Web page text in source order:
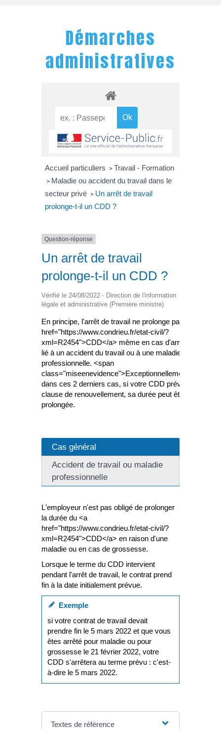
Démarches
administratives
Accueil particuliers > Travail - Formation
> Maladie ou accident du travail dans le
secteur privé > Un arrêt de travail
prolonge-t-il un CDD ?
Question-réponse
Un arrêt de travail
prolonge-t-il un CDD ?
Vérifié le 24/08/2022 - Direction de l'information
légale et administrative (Première ministre)
En principe, l'arrêt de travail ne prolonge pas un <a
href="https://www.condrieu.fr/etat-civil/?
xml=R2454">CDD</a> même en cas d'arrêt de travail
lié à un accident du travail ou à une maladie
professionnelle. <span
class="miseenevidence">Exceptionnellemen</span>t,
dans ces 2 derniers cas, si votre CDD prévoit une
clause de renouvellement, sa durée peut être
prolongée.
Cas général
Accident de travail ou maladie
professionnelle
L'employeur n'est pas obligé de prolonger
la durée du <a
href="https://www.condrieu.fr/etat-civil/?
xml=R2454">CDD</a> en raison d'une
maladie ou en cas de grossesse.
Lorsque le terme du CDD intervient
pendant l'arrêt de travail, le contrat prend
fin à la date initialement prévue.
Exemple
si votre contrat de travail devait
prendre fin le 5 mars 2022 et que vous
êtes arrêté pour maladie ou pour
grossesse le 21 février 2022, votre
CDD s'arrêtera au terme prévu : c'est-
à-dire le 5 mars 2022.
Textes de référence